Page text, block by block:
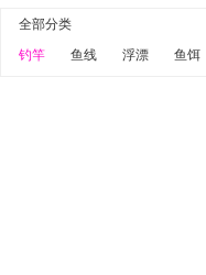
全部分类
钓竿
鱼线 浮漂 鱼饵